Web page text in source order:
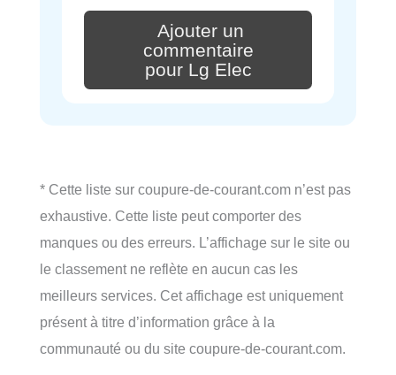
Ajouter un
commentaire
pour Lg Elec
* Cette liste sur coupure-de-courant.com n’est pas
exhaustive. Cette liste peut comporter des
manques ou des erreurs. L’affichage sur le site ou
le classement ne reflète en aucun cas les
meilleurs services. Cet affichage est uniquement
présent à titre d’information grâce à la
communauté ou du site coupure-de-courant.com.